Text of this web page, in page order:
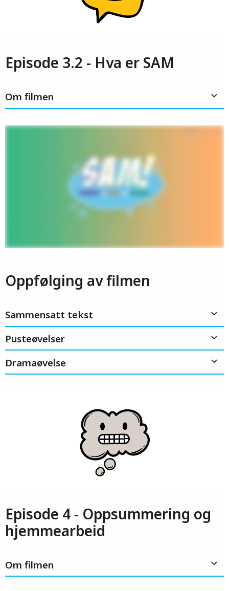
Episode 3.2 - Hva er SAM
Om filmen
Oppfølging av filmen
Sammensatt tekst
Pusteøvelser
Dramaøvelse
Episode 4 - Oppsummering og
hjemmearbeid
Om filmen